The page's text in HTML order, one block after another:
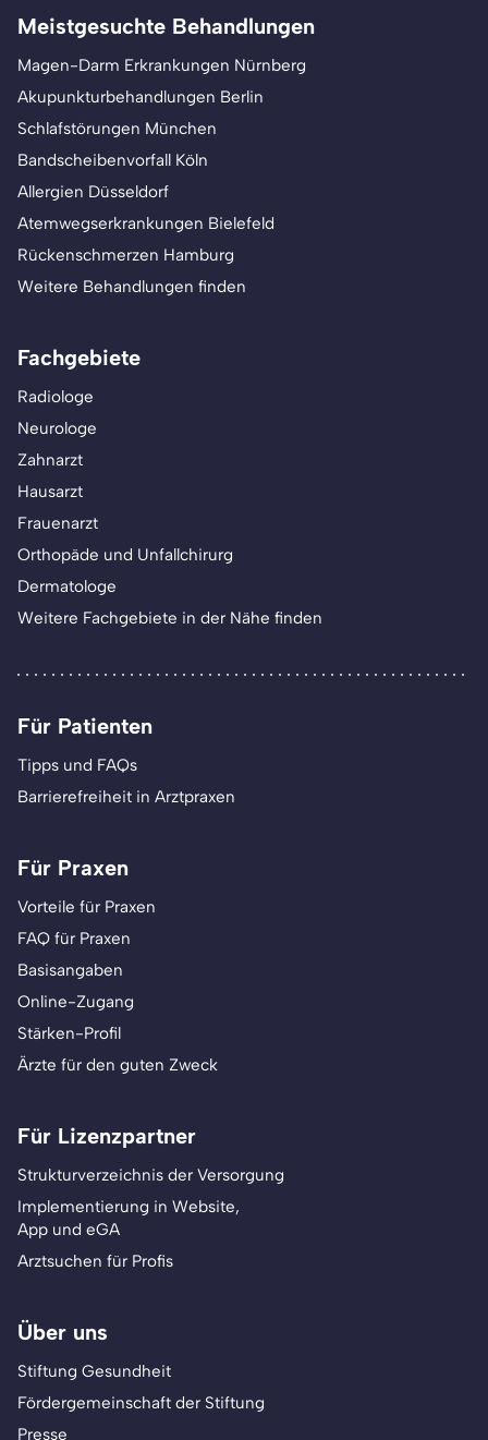
Meistgesuchte Behandlungen
Magen-Darm Erkrankungen Nürnberg
Akupunkturbehandlungen Berlin
Schlafstörungen München
Bandscheibenvorfall Köln
Allergien Düsseldorf
Atemwegserkrankungen Bielefeld
Rückenschmerzen Hamburg
Weitere Behandlungen finden
Fachgebiete
Radiologe
Neurologe
Zahnarzt
Hausarzt
Frauenarzt
Orthopäde und Unfallchirurg
Dermatologe
Weitere Fachgebiete in der Nähe finden
Für Patienten
Tipps und FAQs
Barrierefreiheit in Arztpraxen
Für Praxen
Vorteile für Praxen
FAQ für Praxen
Basisangaben
Online-Zugang
Stärken-Profil
Ärzte für den guten Zweck
Für Lizenzpartner
Strukturverzeichnis der Versorgung
Implementierung in Website,
App und eGA
Arztsuchen für Profis
Über uns
Stiftung Gesundheit
Fördergemeinschaft der Stiftung
Presse